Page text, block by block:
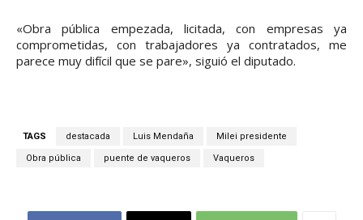
«Obra pública empezada, licitada, con empresas ya
comprometidas, con trabajadores ya contratados, me
parece muy difícil que se pare», siguió el diputado.
TAGS destacada Luis Mendaña Milei presidente
Obra pública puente de vaqueros Vaqueros